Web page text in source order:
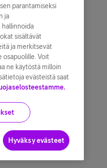
parantamiseksi
ja
sisältävät
ja merkitsevät
osapuolille. Voit
ne käytöstä milloin
evästeistä saat
Hyväksy evästeet